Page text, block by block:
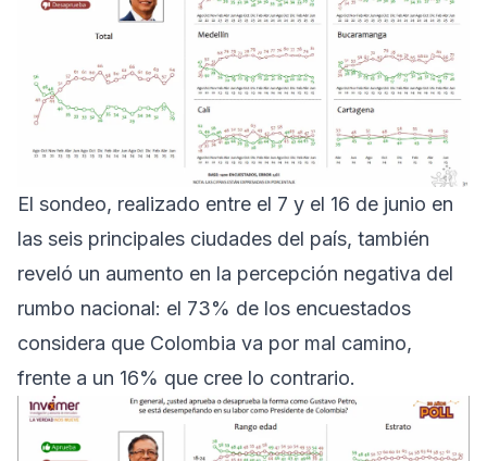
El sondeo, realizado entre el 7 y el 16 de junio en
las seis principales ciudades del país, también
reveló un aumento en la percepción negativa del
rumbo nacional: el 73% de los encuestados
considera que Colombia va por mal camino,
frente a un 16% que cree lo contrario.